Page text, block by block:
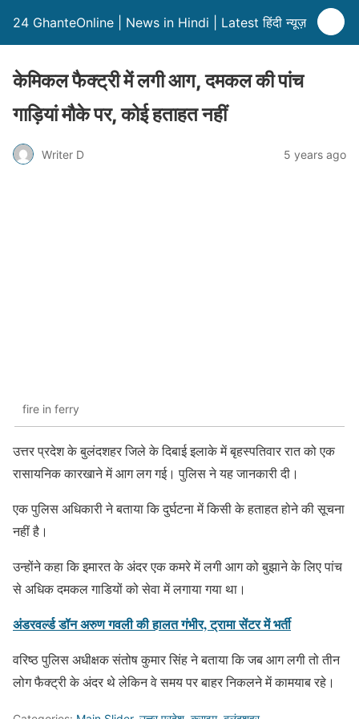
24 GhanteOnline | News in Hindi | Latest हिंदी न्यूज़
केमिकल फैक्ट्री में लगी आग, दमकल की पांच
गाड़ियां मौके पर, कोई हताहत नहीं
Writer D 5 years ago
fire in ferry
उत्तर प्रदेश के बुलंदशहर जिले के दिबाई इलाके में बृहस्पतिवार रात को एक
रासायनिक कारखाने में आग लग गई। पुलिस ने यह जानकारी दी।
एक पुलिस अधिकारी ने बताया कि दुर्घटना में किसी के हताहत होने की सूचना
नहीं है।
उन्होंने कहा कि इमारत के अंदर एक कमरे में लगी आग को बुझाने के लिए पांच
से अधिक दमकल गाडियों को सेवा में लगाया गया था।
अंडरवर्ल्ड डॉन अरुण गवली की हालत गंभीर, ट्रामा सेंटर में भर्ती
वरिष्ठ पुलिस अधीक्षक संतोष कुमार सिंह ने बताया कि जब आग लगी तो तीन
लोग फैक्ट्री के अंदर थे लेकिन वे समय पर बाहर निकलने में कामयाब रहे।